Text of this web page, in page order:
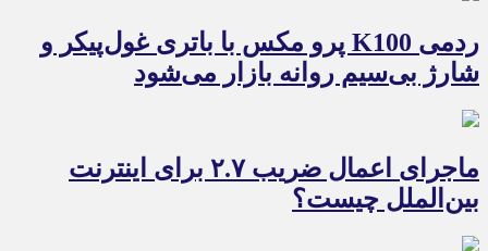
ردمی K100 پرو مکس با باتری غول‌پیکر و
شارژ بی‌سیم روانه بازار می‌شود
ماجرای اعمال ضریب ۲.۷ برای اینترنت
بین‌الملل چیست؟